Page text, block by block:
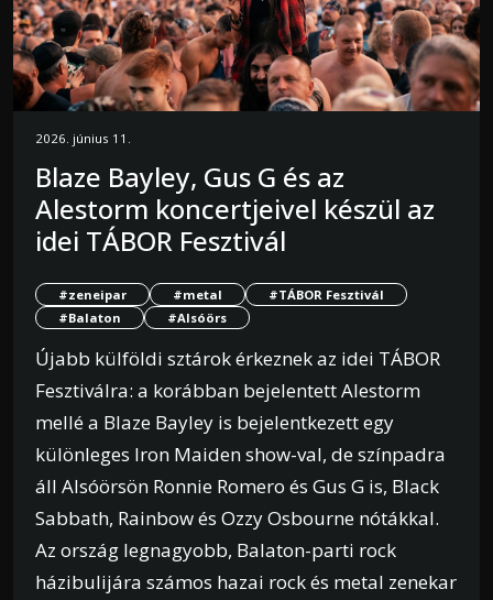
2026. június 11.
Blaze Bayley, Gus G és az
Alestorm koncertjeivel készül az
idei TÁBOR Fesztivál
#zeneipar #metal
#TÁBOR Fesztivál
#Balaton
#Alsóörs
Újabb külföldi sztárok érkeznek az idei TÁBOR
Fesztiválra: a korábban bejelentett Alestorm
mellé a Blaze Bayley is bejelentkezett egy
különleges Iron Maiden show-val, de színpadra
áll Alsóörsön Ronnie Romero és Gus G is, Black
Sabbath, Rainbow és Ozzy Osbourne nótákkal.
Az ország legnagyobb, Balaton-parti rock
házibulijára számos hazai rock és metal zenekar